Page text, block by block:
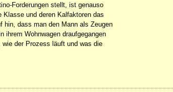
Forderungen stellt, ist genauso
und deren Kalfaktoren das
hin, dass man den Mann als Zeugen
ihrem Wohnwagen draufgegangen
der Prozess läuft und was die